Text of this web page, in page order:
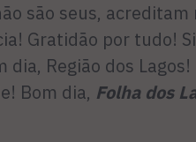
são seus, acreditam
Gratidão por tudo!
Região dos Lagos!
Bom dia, Folha dos